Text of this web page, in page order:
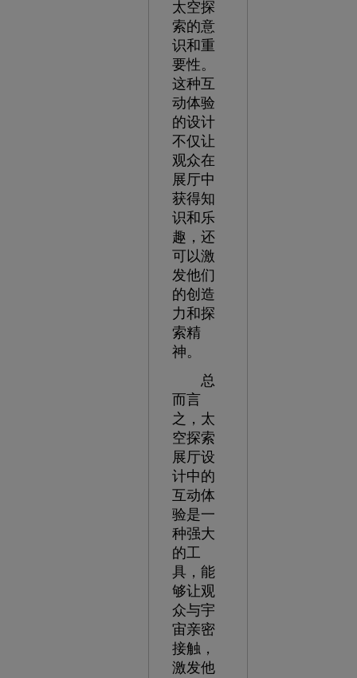
太空探
索的意
识和重
要性。
这种互
动体验
的设计
不仅让
观众在
展厅中
获得知
识和乐
趣，还
可以激
发他们
的创造
力和探
索精
神。
总
而言
之，太
空探索
展厅设
计中的
互动体
验是一
种强大
的工
具，能
够让观
众与宇
宙亲密
接触，
激发他